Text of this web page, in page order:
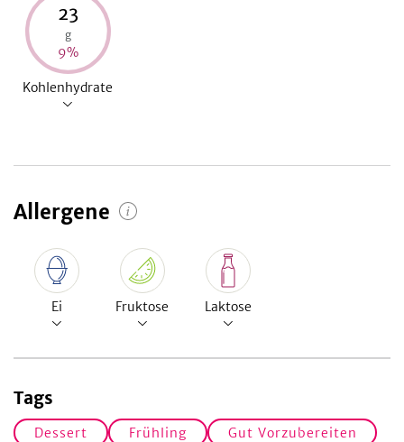
23
g
9%
Kohlenhydrate
Allergene
Ei Fruktose Laktose
Tags
Dessert Frühling
Gut Vorzubereiten